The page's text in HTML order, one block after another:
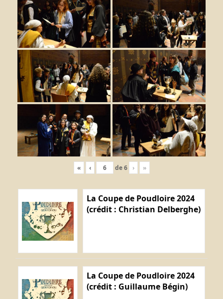
« ‹ de6 › »
La Coupe de Poudloire 2024
(crédit : Christian Delberghe)
La Coupe de Poudloire 2024
(crédit : Guillaume Bégin)